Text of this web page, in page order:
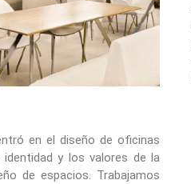
en el diseño de oficinas
y los valores de la
de espacios. Trabajamos